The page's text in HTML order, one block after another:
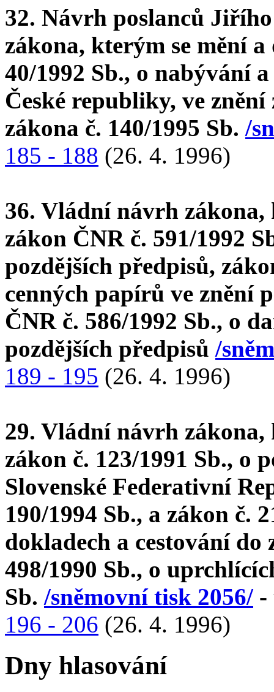
32. Návrh poslanců
zákona, kterým se mění
40/1992 Sb., o nabývání
České republiky, ve znění
zákona č. 140/1995 Sb. /
185 - 188 (26. 4. 1996)
36. Vládní návrh
zákon ČNR č. 591/1992
pozdějších předpisů,
cenných papírů ve znění
ČNR č. 586/1992 Sb., o
pozdějších předpisů /
189 - 195 (26. 4. 1996)
29. Vládní návrh
zákon č. 123/1991 Sb., o
Slovenské Federativní
190/1994 Sb., a zákon č.
dokladech a cestování
498/1990 Sb., o
Sb. /sněmovní tisk 2056/ -
196 - 206 (26. 4. 1996)
Dny hlasování